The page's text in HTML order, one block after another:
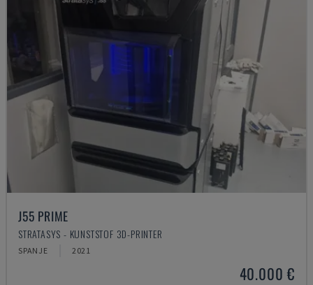
J55 PRIME
STRATASYS - KUNSTSTOF 3D-PRINTER
SPANJE 2021
40.000 €